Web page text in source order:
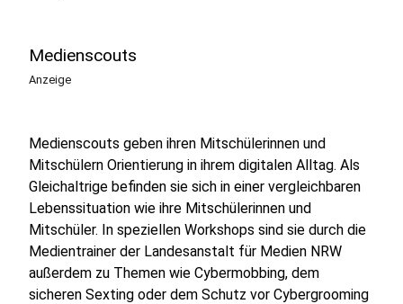
Medienscouts
Anzeige
Medienscouts geben ihren Mitschülerinnen und
Mitschülern Orientierung in ihrem digitalen Alltag. Als
Gleichaltrige befinden sie sich in einer vergleichbaren
Lebenssituation wie ihre Mitschülerinnen und
Mitschüler. In speziellen Workshops sind sie durch die
Medientrainer der Landesanstalt für Medien NRW
außerdem zu Themen wie Cybermobbing, dem
sicheren Sexting oder dem Schutz vor Cybergrooming